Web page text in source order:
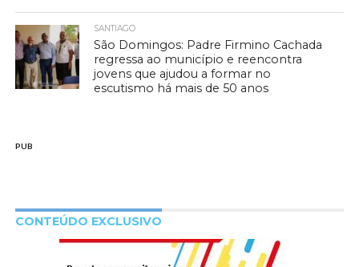
SANTIAGO
São Domingos: Padre Firmino Cachada
regressa ao município e reencontra
jovens que ajudou a formar no
escutismo há mais de 50 anos
PUB
CONTEÚDO EXCLUSIVO